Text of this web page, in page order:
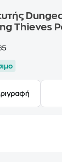
Thieves